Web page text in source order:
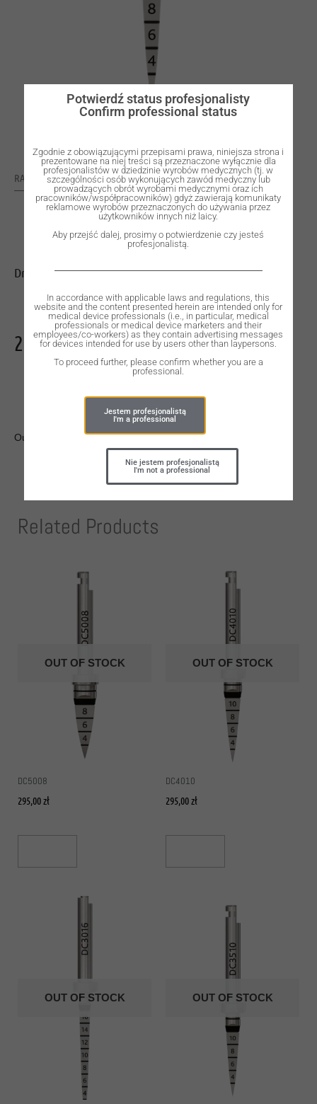
RATING: 0
Drill for C4018.
295,00zł
Out of stock
Related Products
OUT OF STOCK
DC5008
295,00zł
OUT OF STOCK
DC4010
295,00zł
OUT OF STOCK OUT OF STOCK
Potwierdź status profesjonalisty
Confirm professional status
Zgodnie z obowiązującymi przepisami prawa, niniejsza strona i
prezentowane na niej treści są przeznaczone wyłącznie dla
profesjonalistów w dziedzinie wyrobów medycznych (tj. w
szczególności osób wykonujących zawód medyczny lub
prowadzących obrót wyrobami medycznymi oraz ich
pracowników/współpracowników) gdyż zawierają komunikaty
reklamowe wyrobów przeznaczonych do używania przez
użytkowników innych niż laicy.
Aby przejść dalej, prosimy o potwierdzenie czy jesteś
profesjonalistą.
In accordance with applicable laws and regulations, this
website and the content presented herein are intended only for
medical device professionals (i.e., in particular, medical
professionals or medical device marketers and their
employees/co-workers) as they contain advertising messages
for devices intended for use by users other than laypersons.
To proceed further, please confirm whether you are a
professional.
Jestem profesjonalistą
I'm a professional
Nie jestem profesjonalistą
I'm not a professional